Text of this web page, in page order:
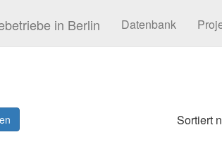
in Berlin Datenbank
Sortiert